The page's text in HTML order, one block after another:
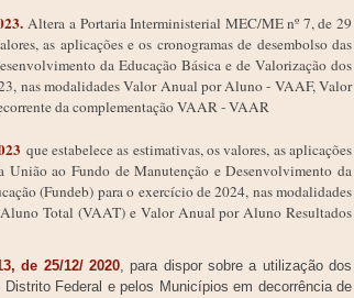
Altera a Portaria Interministerial MEC/ME nº 7, de 29
as aplicações e os cronogramas de desembolso das
da Educação Básica e de Valorização dos
nas modalidades Valor Anual por Aluno - VAAF, Valor
da complementação VAAR - VAAR
que estabelece as estimativas, os valores, as aplicações
União ao Fundo de Manutenção e Desenvolvimento da
(Fundeb) para o exercício de 2024, nas modalidades
Total (VAAT) e Valor Anual por Aluno Resultados
de 25/12/ 2020, para dispor sobre a utilização dos
Federal e pelos Municípios em decorrência de